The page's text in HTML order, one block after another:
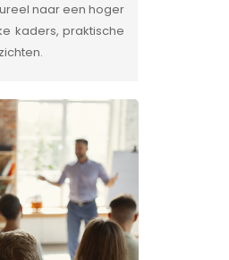
naar een hoger
kaders, praktische